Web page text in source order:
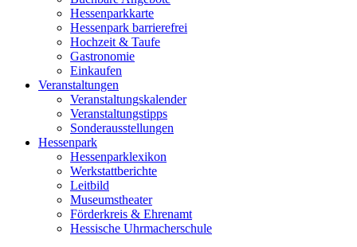
Hessenparkkarte
Hessenpark barrierefrei
Hochzeit & Taufe
Gastronomie
Einkaufen
Veranstaltungen
Veranstaltungskalender
Veranstaltungstipps
Sonderausstellungen
Hessenpark
Hessenparklexikon
Werkstattberichte
Leitbild
Museumstheater
Förderkreis & Ehrenamt
Hessische Uhrmacherschule